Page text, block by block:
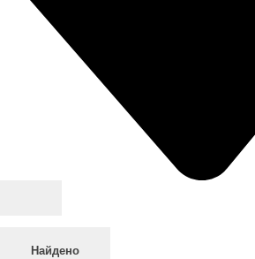
Найдено